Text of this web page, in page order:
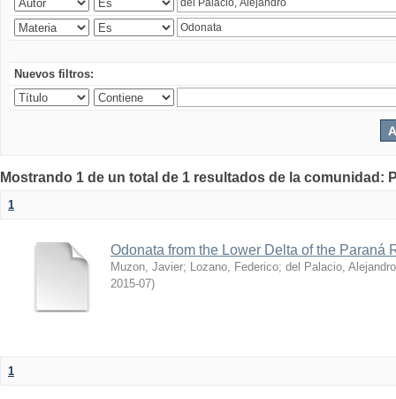
Nuevos filtros:
Mostrando 1 de un total de 1 resultados de la
1
Odonata from the Lower Delta of the Paraná
Muzon, Javier; Lozano, Federico; del Palacio, Alejandro
2015-07)
1